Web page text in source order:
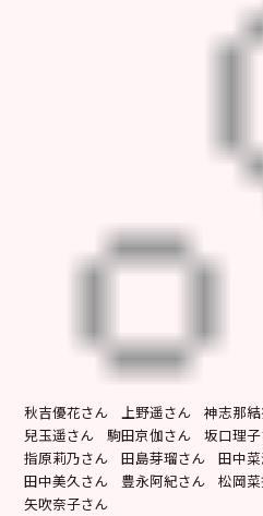
秋吉優花さん 上野遥さん 神志那結
兒玉遥さん 駒田京伽さん 坂口理子
指原莉乃さん 田島芽瑠さん 田中菜
田中美久さん 豊永阿紀さん 松岡菜
矢吹奈子さん